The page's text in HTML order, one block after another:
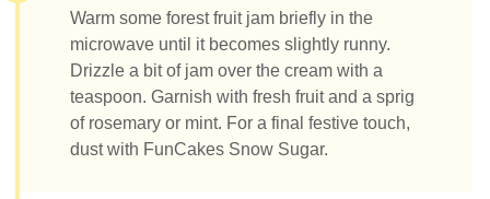
Warm some forest fruit jam briefly in the
microwave until it becomes slightly runny.
Drizzle a bit of jam over the cream with a
teaspoon. Garnish with fresh fruit and a sprig
of rosemary or mint. For a final festive touch,
dust with FunCakes Snow Sugar.